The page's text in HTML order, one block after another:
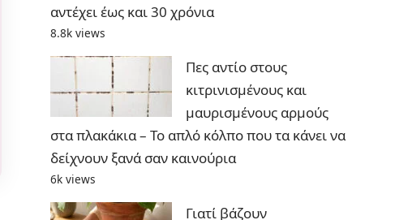
αντέχει έως και 30 χρόνια
8.8k views
Πες αντίο στους
κιτρινισμένους και
μαυρισμένους αρμούς
στα πλακάκια – Το απλό κόλπο που τα κάνει να
δείχνουν ξανά σαν καινούρια
6k views
Γιατί βάζουν